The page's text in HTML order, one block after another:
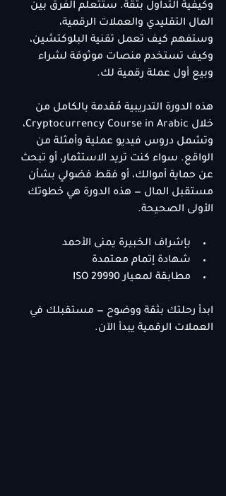
وكيفية التداول بثقة. ستتعلّم الفرق بين
المال التقليدي والعملات الرقمية،
وستفهم كيف تعمل تقنية البلوكتشين،
وكيف تستخدم منصات موثوقة لشراء
وبيع أول عملة رقمية لك.
هذه الدورة التدريبية مُقدمة بالكامل من
خلال Cryptocurrency Course in Arabic،
وتشمل دروس فيديو عملية وأمثلة من
الواقع. سواء كنت تريد الاستثمار، أو تبحث
عن حماية أموالك، أو فقط فضولي بشأن
مستقبل المال — هذه الدورة هي خطوتك
الأولى الصحيحة.
بإشراف الخبيرة يمنى الأحمد
شهادة إتمام معتمدة
مطابقة لمعيار ISO 29990
ابدأ رحلتك بثقة ووضوح — مستقبلك في
العملات الرقمية يبدأ الآن.